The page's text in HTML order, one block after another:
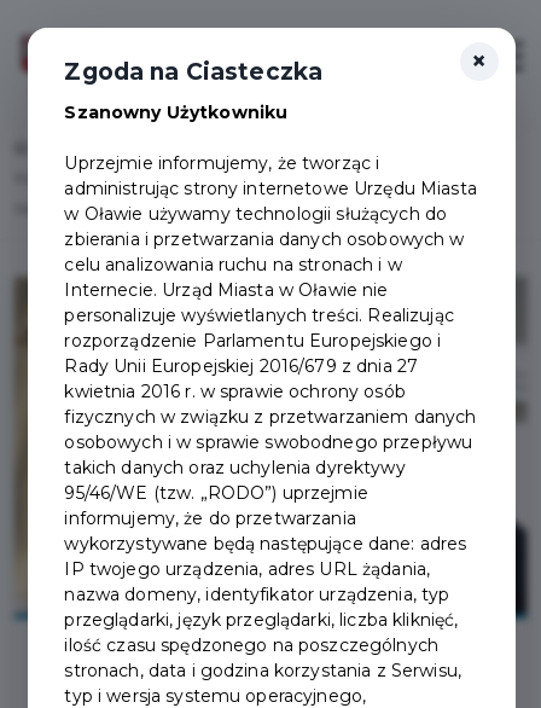
Kogut dla "złotych serc" zamontowany w sercu Oławy! Wkrótce mural dla
Mai Mecan
2026-04-30
×
Zgoda na Ciasteczka
Szanowny Użytkowniku
Uprzejmie informujemy, że tworząc i
administrując strony internetowe Urzędu Miasta
w Oławie używamy technologii służących do
zbierania i przetwarzania danych osobowych w
celu analizowania ruchu na stronach i w
Internecie. Urząd Miasta w Oławie nie
personalizuje wyświetlanych treści. Realizując
rozporządzenie Parlamentu Europejskiego i
Rady Unii Europejskiej 2016/679 z dnia 27
kwietnia 2016 r. w sprawie ochrony osób
fizycznych w związku z przetwarzaniem danych
osobowych i w sprawie swobodnego przepływu
takich danych oraz uchylenia dyrektywy
95/46/WE (tzw. „RODO”) uprzejmie
informujemy, że do przetwarzania
wykorzystywane będą następujące dane: adres
IP twojego urządzenia, adres URL żądania,
nazwa domeny, identyfikator urządzenia, typ
przeglądarki, język przeglądarki, liczba kliknięć,
ilość czasu spędzonego na poszczególnych
stronach, data i godzina korzystania z Serwisu,
typ i wersja systemu operacyjnego,